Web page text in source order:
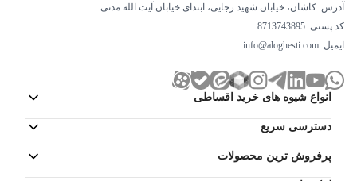
آدرس: کاشان، خیابان شهید رجایی، ابتدای خیابان آیت الله مدنی
کد پستی: 8713743895
ایمیل: info@aloghesti.com
انواع شیوه های خرید اقساطی
دسترسی سریع
پرفروش ترین محصولات